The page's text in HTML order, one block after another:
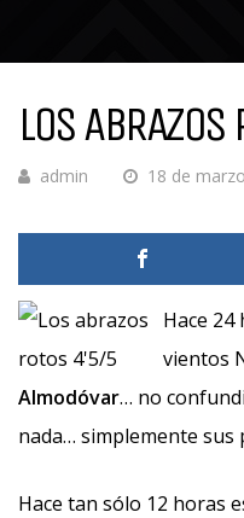
LOS ABRAZOS
admin 18 de
Hace
vientos
Almodóvar… no
nada… simplemente sus
Hace tan sólo 12 horas